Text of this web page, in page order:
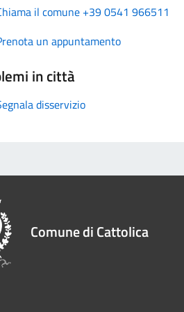
il comune +39 0541 966511
un appuntamento
in città
disservizio
Comune di Cattolica